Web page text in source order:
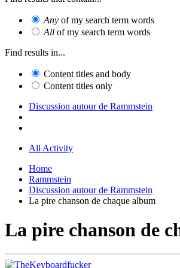
Any of my search term words
All of my search term words
Find results in...
Content titles and body
Content titles only
Discussion autour de Rammstein
All Activity
Home
Rammstein
Discussion autour de Rammstein
La pire chanson de chaque album
La pire chanson de